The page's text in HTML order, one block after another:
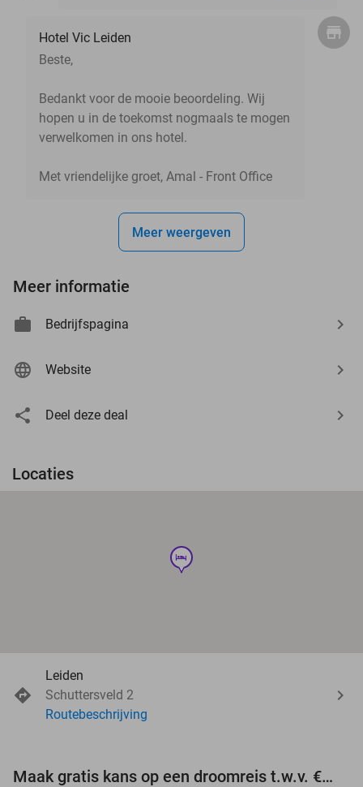
Hotel Vic Leiden
Beste,
Bedankt voor de mooie beoordeling. Wij
hopen u in de toekomst nogmaals te mogen
verwelkomen in ons hotel.
Met vriendelijke groet, Amal - Front Office
Meer weergeven
Meer informatie
Bedrijfspagina
Website
Deel deze deal
Locaties
hotel
Leiden
Schuttersveld 2
Routebeschrijving
Maak gratis kans op een droomreis t.w.v. €3.000!